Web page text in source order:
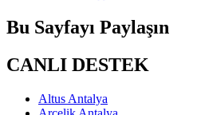
Bu Sayfayı Paylaşın
CANLI DESTEK
Altus Antalya